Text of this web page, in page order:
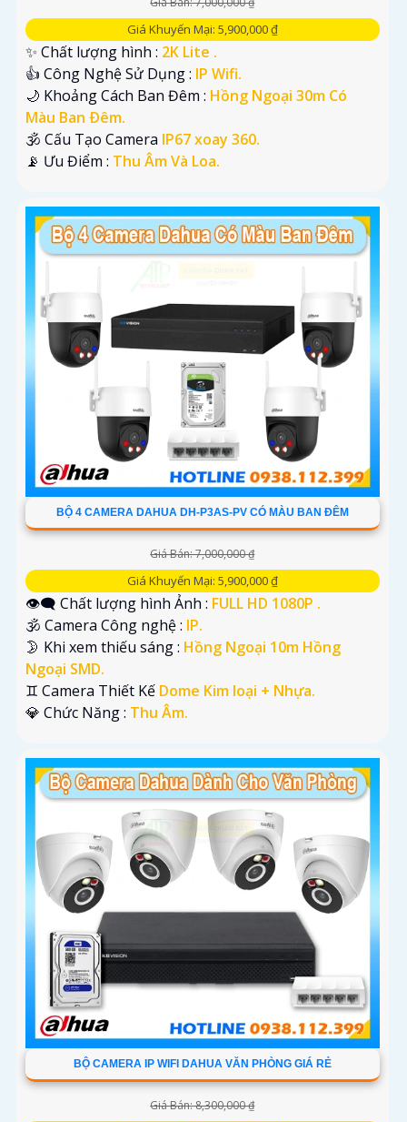
Giá Khuyến Mại: 5,900,000 ₫
✨ Chất lượng hình : 2K Lite .
👍 Công Nghệ Sử Dụng : IP Wifi.
🌙 Khoảng Cách Ban Đêm : Hồng Ngoại 30m Có
Màu Ban Ðêm.
🕉️ Cấu Tạo Camera IP67 xoay 360.
️📡 Ưu Điểm : Thu Âm Và Loa.
BỘ 4 CAMERA DAHUA DH-P3AS-PV CÓ MÀU BAN ĐÊM
Giá Bán: 7,000,000 ₫
Giá Khuyến Mại: 5,900,000 ₫
👁️‍🗨 Chất lượng hình Ảnh : FULL HD 1080P .
🕉️ Camera Công nghệ : IP.
🌛 Khi xem thiếu sáng : Hồng Ngoại 10m Hồng
Ngoại SMD.
♊ Camera Thiết Kế Dome Kim loại + Nhựa.
️💎 Chức Năng : Thu Âm.
BỘ CAMERA IP WIFI DAHUA VĂN PHÒNG GIÁ RẺ
Giá Bán: 8,300,000 ₫